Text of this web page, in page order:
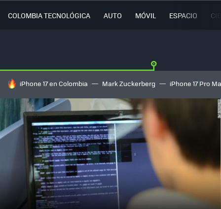
COLOMBIA TECNOLÓGICA AUTO MÓVIL ESPACIO
HOY SE HABLA DE
iPhone 17 en Colombia Mark Zuckerberg iPhone 17 Pro